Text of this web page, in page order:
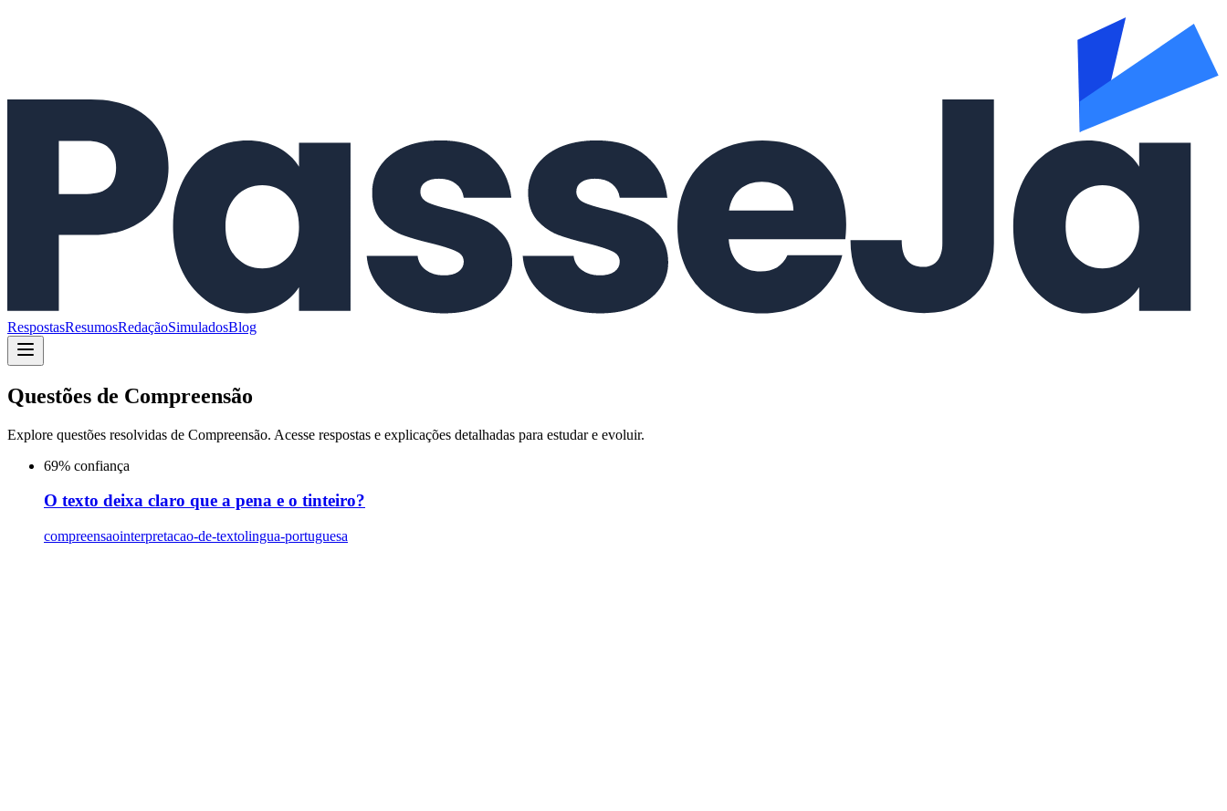
RespostasResumosRedaçãoSimuladosBlog
Questões de Compreensão
Explore questões resolvidas de Compreensão. Acesse respostas e explicações detalhadas para estudar e evoluir.
69% confiança
O texto deixa claro que a pena e o tinteiro?
compreensaointerpretacao-de-textolingua-portuguesa